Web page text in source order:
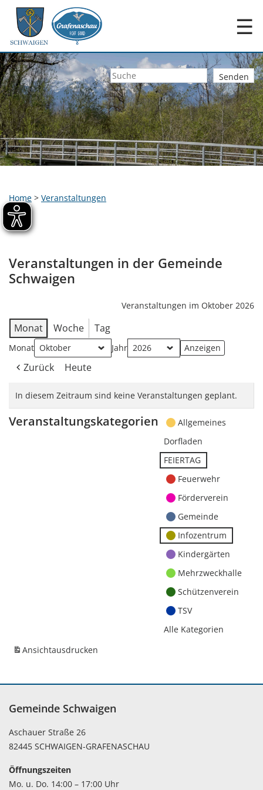
☰
Home > Veranstaltungen
Veranstaltungen in der Gemeinde
Schwaigen
Veranstaltungen im Oktober 2026
Monat Woche Tag
Monat Jahr
Zurück Heute
In diesem Zeitraum sind keine Veranstaltungen geplant.
Veranstaltungskategorien
Allgemeines
Dorfladen
FEIERTAG
Feuerwehr
Förderverein
Gemeinde
Infozentrum
Kindergärten
Mehrzweckhalle
Schützenverein
TSV
Alle Kategorien
Ansichtausdrucken
Gemeinde Schwaigen
Aschauer Straße 26
82445 SCHWAIGEN-GRAFENASCHAU
Öffnungszeiten
Mo. u. Do. 14:00 – 17:00 Uhr